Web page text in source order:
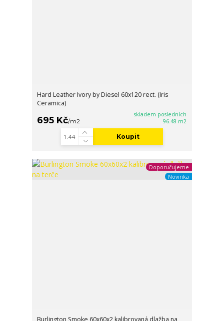
Hard Leather Ivory by Diesel 60x120 rect. (Iris
Ceramica)
695 Kč/m2
skladem posledních
96.48 m2
Koupit
Doporučujeme
Novinka